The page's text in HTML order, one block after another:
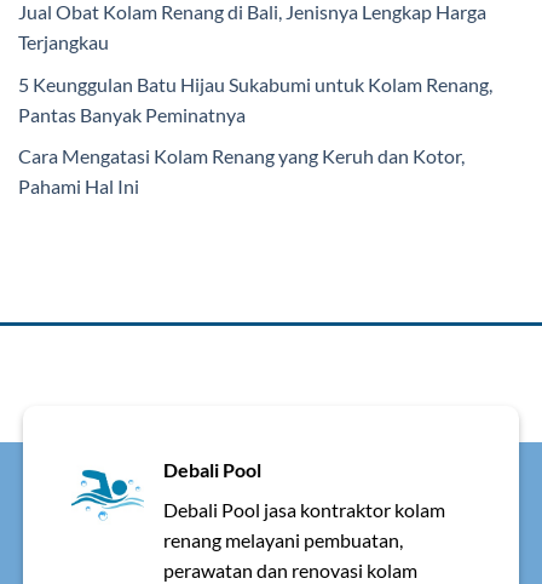
Jual Obat Kolam Renang di Bali, Jenisnya Lengkap Harga
Terjangkau
5 Keunggulan Batu Hijau Sukabumi untuk Kolam Renang,
Pantas Banyak Peminatnya
Cara Mengatasi Kolam Renang yang Keruh dan Kotor,
Pahami Hal Ini
Debali Pool
Debali Pool jasa kontraktor kolam
renang melayani pembuatan,
perawatan dan renovasi kolam